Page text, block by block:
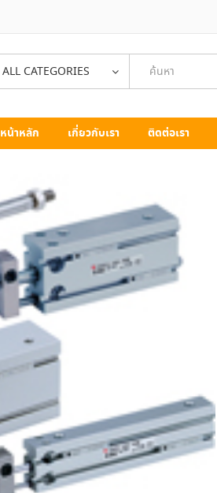
ALL CATEGORIES
หน้าหลัก เกี่ยวกับเรา ติดต่อเรา